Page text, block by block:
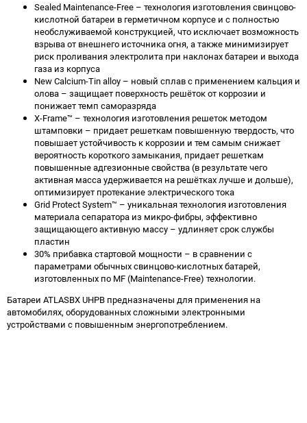
Sealed Maintenance-Free – технология изготовления свинцово-
кислотной батареи в герметичном корпусе и с полностью
необслуживаемой конструкцией, что исключает возможность
взрыва от внешнего источника огня, а также минимизирует
риск проливания электролита при наклонах батареи и выхода
газа из корпуса
New Calcium-Tin alloy – новый сплав с применением кальция и
олова – защищает поверхность решёток от коррозии и
понижает темп саморазряда
X-Frame™ – технология изготовления решеток методом
штамповки – придает решеткам повышенную твердость, что
повышает устойчивость к коррозии и тем самым снижает
вероятность короткого замыкания, придает решеткам
повышенные адгезионные свойства (в результате чего
активная масса удерживается на решётках лучше и дольше),
оптимизирует протекание электрического тока
Grid Protect System™ – уникальная технология изготовления
материала сепаратора из микро-фибры, эффективно
защищающего активную массу – удлиняет срок службы
пластин
30% прибавка стартовой мощности – в сравнении с
параметрами обычных свинцово-кислотных батарей,
изготовленных по MF (Maintenance-Free) технологии.
Батареи ATLASBX UHPB предназначены для применения на
автомобилях, оборудованных сложными электронными
устройствами с повышенным энергопотреблением.